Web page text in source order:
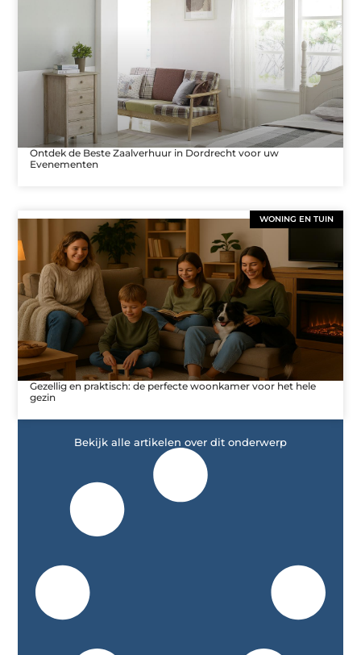
Ontdek de Beste Zaalverhuur in Dordrecht voor uw
Evenementen
WONING EN TUIN
Gezellig en praktisch: de perfecte woonkamer voor het hele
gezin
Bekijk alle artikelen over dit onderwerp